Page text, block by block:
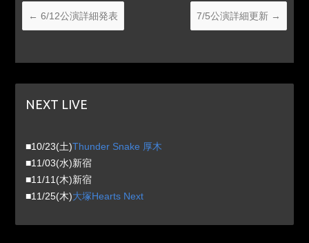
← 6/12公演詳細発表 7/5公演詳細更新 →
NEXT LIVE
■10/23(土)Thunder Snake 厚木
■11/03(水)新宿
■11/11(木)新宿
■11/25(木)大塚Hearts Next